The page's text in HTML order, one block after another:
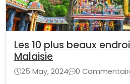
Les 10 plus beaux
Malaisie
25 May, 2024
0